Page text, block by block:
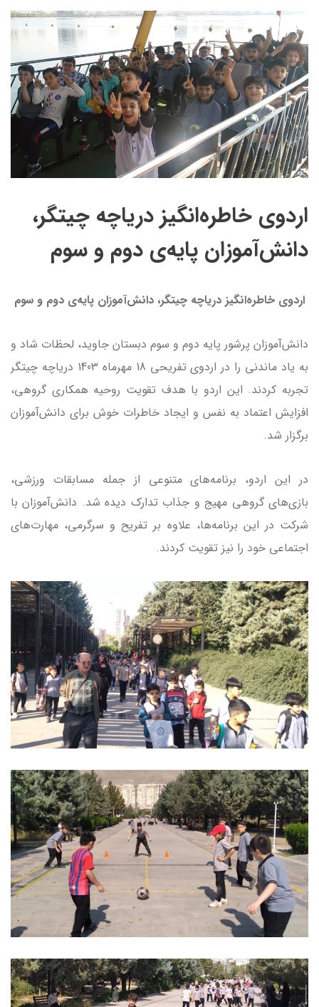
اردوی خاطره‌انگیز دریاچه چیتگر،
دانش‌آموزان پایه‌ی دوم و سوم
اردوی خاطره‌انگیز دریاچه چیتگر، دانش‌آموزان پایه‌ی دوم و سوم
دانش‌آموزان پرشور پایه دوم و سوم دبستان جاوید، لحظات شاد و
به یاد ماندنی را در اردوی تفریحی 18 مهرماه 1403 دریاچه چیتگر
تجربه کردند. این اردو با هدف تقویت روحیه همکاری گروهی،
افزایش اعتماد به نفس و ایجاد خاطرات خوش برای دانش‌آموزان
برگزار شد.
در این اردو، برنامه‌های متنوعی از جمله مسابقات ورزشی،
بازی‌های گروهی مهیج و جذاب تدارک دیده شد. دانش‌آموزان با
شرکت در این برنامه‌ها، علاوه بر تفریح و سرگرمی، مهارت‌های
اجتماعی خود را نیز تقویت کردند.